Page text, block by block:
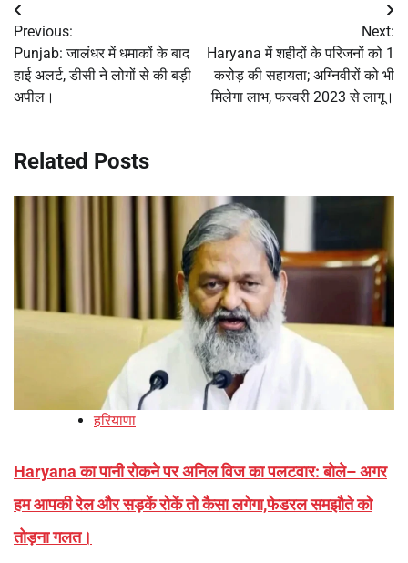
Post
navigation
Previous:
Punjab: जालंधर में धमाकों के बाद
हाई अलर्ट, डीसी ने लोगों से की बड़ी
अपील।
Next:
Haryana में शहीदों के परिजनों को 1
करोड़ की सहायता; अग्निवीरों को भी
मिलेगा लाभ, फरवरी 2023 से लागू।
Related Posts
हरियाणा
Haryana का पानी रोकने पर अनिल विज का पलटवार: बोले– अगर
हम आपकी रेल और सड़कें रोकें तो कैसा लगेगा,फेडरल समझौते को
तोड़ना गलत।